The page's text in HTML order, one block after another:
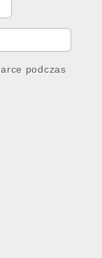
podczas